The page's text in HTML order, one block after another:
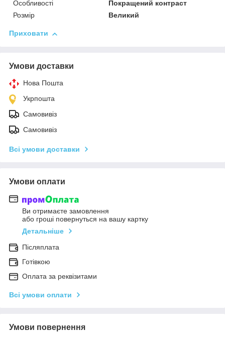
Особливості
Покращений контраст
Розмір
Великий
Приховати
Умови доставки
Нова Пошта
Укрпошта
Самовивіз
Самовивіз
Всі умови доставки
Умови оплати
Ви отримаєте замовлення
або гроші повернуться на вашу картку
Детальніше
Післяплата
Готівкою
Оплата за реквізитами
Всі умови оплати
Умови повернення